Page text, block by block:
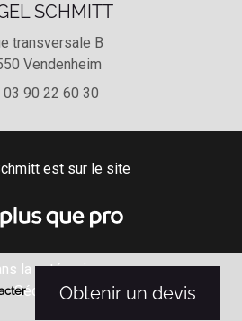
Obtenir un devis
SCHMITT
transversale B
Vendenheim
03 90 22 60 30
est sur le site
la catégorie
Sécurité